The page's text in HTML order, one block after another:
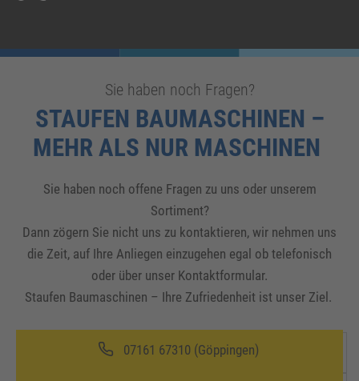
Sie haben noch Fragen?
STAUFEN BAUMASCHINEN –
MEHR ALS NUR MASCHINEN
Sie haben noch offene Fragen zu uns oder unserem
Sortiment?
Dann zögern Sie nicht uns zu kontaktieren, wir nehmen uns
die Zeit, auf Ihre Anliegen einzugehen egal ob telefonisch
oder über unser Kontaktformular.
Staufen Baumaschinen – Ihre Zufriedenheit ist unser Ziel.
07161 67310 (Göppingen)